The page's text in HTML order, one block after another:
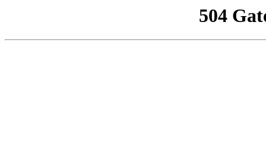
504